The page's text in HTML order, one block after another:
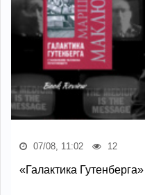
07/08, 11:02 12
«Галактика